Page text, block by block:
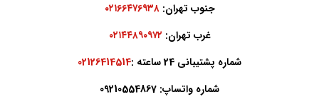
جنوب تهران:۰۲۱۶۶۴۷۶۹۳۸
غرب تهران: ۰۲۱۴۴۸۹۰۹۷۲
شماره پشتیبانی 24 ساعته :
02126414514
شماره واتساپ: 09210554867